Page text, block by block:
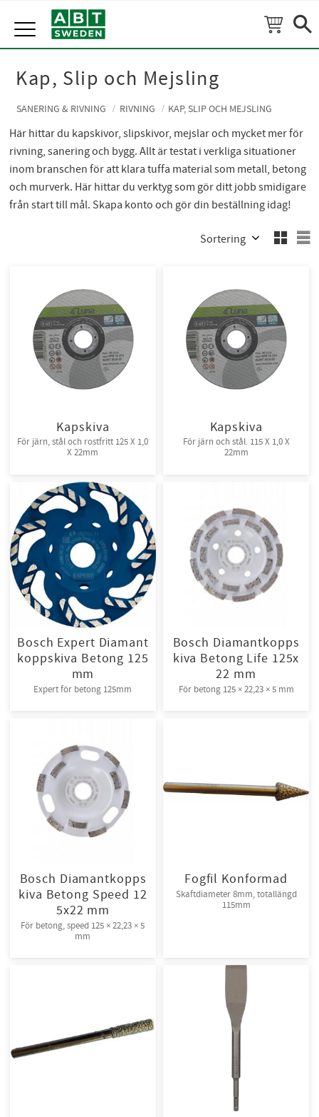
Meny
Kap, Slip och Mejsling
SANERING & RIVNING RIVNING KAP, SLIP OCH MEJSLING
Här hittar du kapskivor, slipskivor, mejslar och mycket mer för
rivning, sanering och bygg. Allt är testat i verkliga situationer
inom branschen för att klara tuffa material som metall, betong
och murverk. Här hittar du verktyg som gör ditt jobb smidigare
från start till mål. Skapa konto och gör din beställning idag!
Välj sortering
Kapskiva
För järn, stål och rostfritt 125 X 1,0
X 22mm
Kapskiva
För järn och stål. 115 X 1,0 X
22mm
Bosch Expert Diamant
koppskiva Betong 125
mm
Expert för betong 125mm
Bosch Diamantkopps
kiva Betong Life 125x
22 mm
För betong 125 × 22,23 × 5 mm
Bosch Diamantkopps
kiva Betong Speed 12
5x22 mm
För betong, speed 125 × 22,23 × 5
mm
Fogfil Konformad
Skaftdiameter 8mm, totallängd
115mm